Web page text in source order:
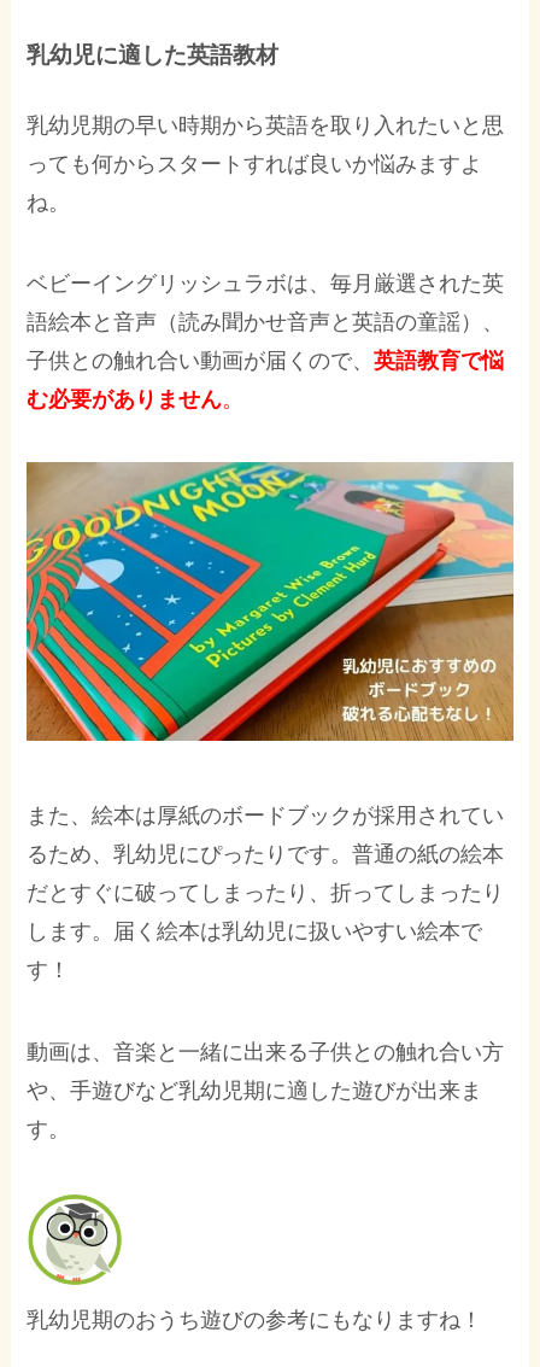
乳幼児に適した英語教材
乳幼児期の早い時期から英語を取り入れたいと思
っても何からスタートすれば良いか悩みますよ
ね。
ベビーイングリッシュラボは、毎月厳選された英
語絵本と音声（読み聞かせ音声と英語の童謡）、
子供との触れ合い動画が届くので、英語教育で悩
む必要があり ません。
また、絵本は厚紙のボードブックが採用されてい
るため、乳幼児にぴったりです。普通の紙の絵本
だとすぐに破ってしまったり、折ってしまったり
します。届く絵本は乳幼児に扱いやすい絵本で
す！
動画は、音楽と一緒に出来る子供との触れ合い方
や、手遊びなど乳幼児期に適した遊びが出来ま
す。
乳幼児期のおうち遊びの参考にもなりますね！